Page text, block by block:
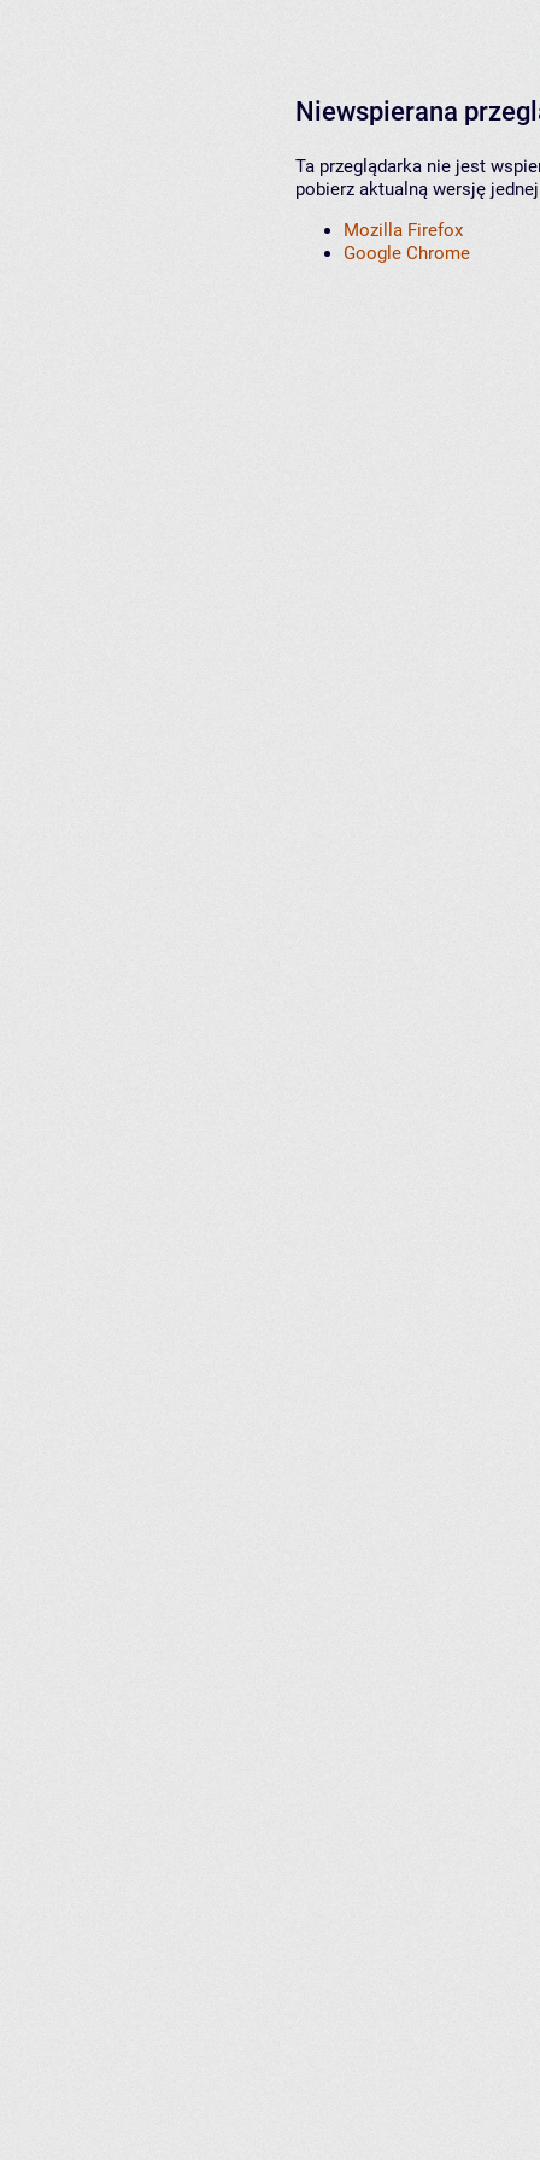
Niewspierana
Ta przeglądarka nie jest
pobierz aktualną wersję
Mozilla Firefox
Google Chrome